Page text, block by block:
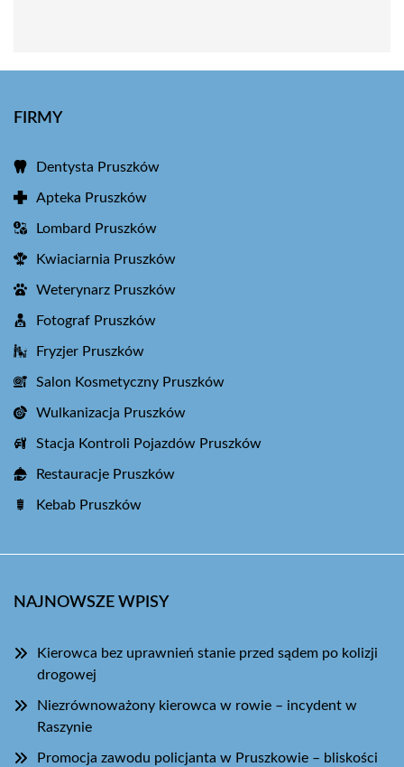
FIRMY
Dentysta Pruszków
Apteka Pruszków
Lombard Pruszków
Kwiaciarnia Pruszków
Weterynarz Pruszków
Fotograf Pruszków
Fryzjer Pruszków
Salon Kosmetyczny Pruszków
Wulkanizacja Pruszków
Stacja Kontroli Pojazdów Pruszków
Restauracje Pruszków
Kebab Pruszków
NAJNOWSZE WPISY
Kierowca bez uprawnień stanie przed sądem po kolizji
drogowej
Niezrównoważony kierowca w rowie – incydent w
Raszynie
Promocja zawodu policjanta w Pruszkowie – bliskości